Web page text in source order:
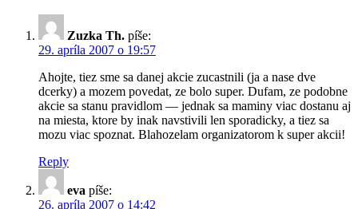
Zuzka Th. píše:
29. apríla 2007 o 19:57
Ahojte, tiez sme sa danej akcie zucastnili (ja a nase dve
dcerky) a mozem povedat, ze bolo super. Dufam, ze podobne
akcie sa stanu pravidlom — jednak sa maminy viac dostanu aj
na miesta, ktore by inak navstivili len sporadicky, a tiez sa
mozu viac spoznat. Blahozelam organizatorom k super akcii!
Reply
eva píše:
26. apríla 2007 o 14:42